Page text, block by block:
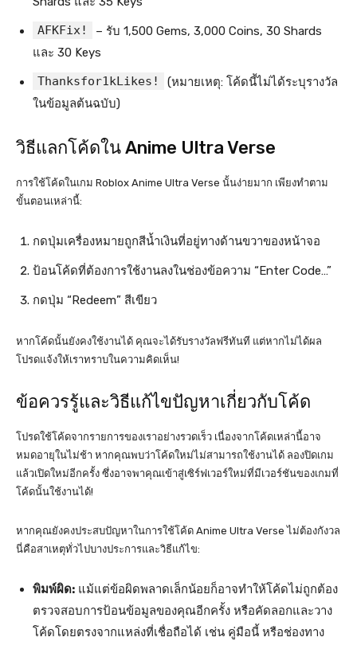
AFKFix!
– รับ 1,500 Gems, 3,000 Coins, 30 Shards
และ 30 Keys
Thanksfor1kLikes!
(หมายเหตุ: โค้ดนี้ไม่ได้ระบุรางวัล
ในข้อมูลต้นฉบับ)
วิธีแลกโค้ดใน Anime Ultra Verse
การใช้โค้ดในเกม Roblox Anime Ultra Verse นั้นง่ายมาก เพียงทำตาม
ขั้นตอนเหล่านี้:
กดปุ่มเครื่องหมายถูกสีน้ำเงินที่อยู่ทางด้านขวาของหน้าจอ
ป้อนโค้ดที่ต้องการใช้งานลงในช่องข้อความ “Enter Code…”
กดปุ่ม “Redeem” สีเขียว
หากโค้ดนั้นยังคงใช้งานได้ คุณจะได้รับรางวัลฟรีทันที แต่หากไม่ได้ผล
โปรดแจ้งให้เราทราบในความคิดเห็น!
ข้อควรรู้และวิธีแก้ไขปัญหาเกี่ยวกับโค้ด
โปรดใช้โค้ดจากรายการของเราอย่างรวดเร็ว เนื่องจากโค้ดเหล่านี้อาจ
หมดอายุในไม่ช้า หากคุณพบว่าโค้ดใหม่ไม่สามารถใช้งานได้ ลองปิดเกม
แล้วเปิดใหม่อีกครั้ง ซึ่งอาจพาคุณเข้าสู่เซิร์ฟเวอร์ใหม่ที่มีเวอร์ชันของเกมที่
โค้ดนั้นใช้งานได้!
หากคุณยังคงประสบปัญหาในการใช้โค้ด Anime Ultra Verse ไม่ต้องกังวล
นี่คือสาเหตุทั่วไปบางประการและวิธีแก้ไข:
พิมพ์ผิด: แม้แต่ข้อผิดพลาดเล็กน้อยก็อาจทำให้โค้ดไม่ถูกต้อง
ตรวจสอบการป้อนข้อมูลของคุณอีกครั้ง หรือคัดลอกและวาง
โค้ดโดยตรงจากแหล่งที่เชื่อถือได้ เช่น คู่มือนี้ หรือช่องทาง